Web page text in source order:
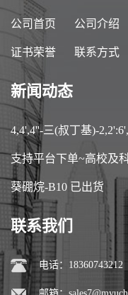
公司首页 公司介绍
证书荣誉 联系方式
新闻动态
4,4',4''-三(叔丁基)-
支持平台下单~高校及
葵硼烷-B10 已出货
联系我们
电话：18360743212